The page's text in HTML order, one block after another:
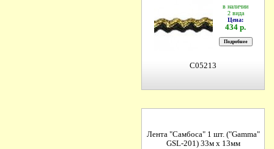
в наличии
2 вида
Цена:
434 р.
C05213
Лента "Самбоса" 1 шт. ("Gamma"
GSL-201) 33м х 13мм